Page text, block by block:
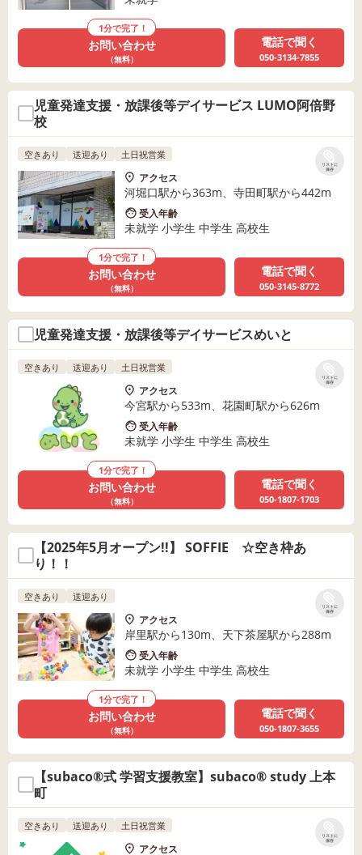
1分で完了！
お問い合わせ
（無料）
電話で聞く
050-3134-7855
児童発達支援・放課後等デイサービス LUMO阿倍野
校
リストに
保存
空きあり 送迎あり 土日祝営業
アクセス
河堀口駅から363m、寺田町駅から442m
受入年齢
未就学 小学生 中学生 高校生
1分で完了！
お問い合わせ
（無料）
電話で聞く
050-3145-8772
児童発達支援・放課後等デイサービスめいと
リストに
保存
空きあり 送迎あり 土日祝営業
アクセス
今宮駅から533m、花園町駅から626m
受入年齢
未就学 小学生 中学生 高校生
1分で完了！
お問い合わせ
（無料）
電話で聞く
050-1807-1703
【2025年5月オープン!!】 SOFFIE ☆空き枠あ
り！！
リストに
保存
空きあり 送迎あり
アクセス
岸里駅から130m、天下茶屋駅から288m
受入年齢
未就学 小学生 中学生 高校生
1分で完了！
お問い合わせ
（無料）
電話で聞く
050-1807-3655
【subaco®式 学習支援教室】subaco® study 上本
町
リストに
保存
空きあり 送迎あり 土日祝営業
アクセス